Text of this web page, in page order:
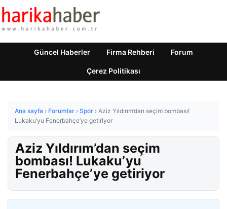
Güncel Haberler Firma Rehberi Forum
Çerez Politikası
Ana sayfa › Forumlar › Spor › Aziz Yıldırım’dan seçim bombası!
Lukaku’yu Fenerbahçe’ye getiriyor
Aziz Yıldırım’dan seçim
bombası! Lukaku’yu
Fenerbahçe’ye getiriyor